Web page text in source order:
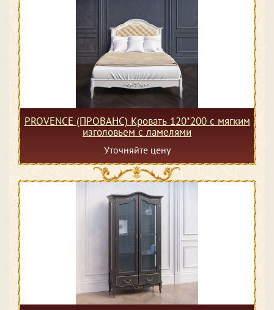
PROVENCE (ПРОВАНС) Кровать 120*200 с мягким
изголовьем с ламелями
Уточняйте цену